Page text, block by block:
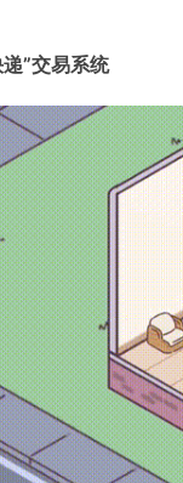
”交易系统